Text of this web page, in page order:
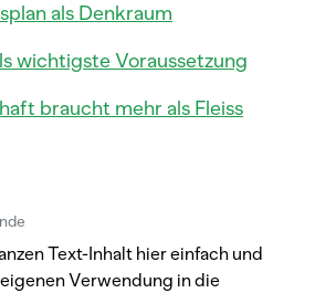
als Denkraum
wichtigste Voraussetzung
braucht mehr als Fleiss
Text-Inhalt hier einfach und
Verwendung in die